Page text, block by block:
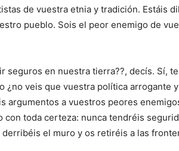
de vuestra etnia y tradición. Estáis
pueblo. Sois el peor enemigo de
seguros en nuestra tierra??, decís. Sí,
¿no veis que vuestra política arrogante
argumentos a vuestros peores
con toda certeza: nunca tendréis
el muro y os retiréis a las